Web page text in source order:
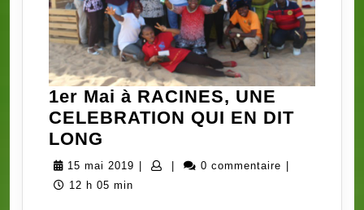
1er Mai à RACINES, UNE
CELEBRATION QUI EN DIT
LONG
Mai
à
15 mai 2019 15
0 commentaire
12 h 05 min